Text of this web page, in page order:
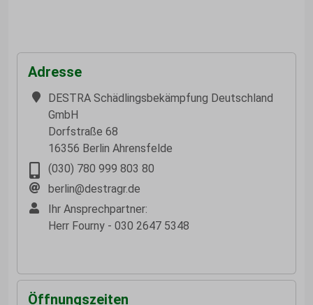
Adresse
DESTRA Schädlingsbekämpfung Deutschland
GmbH
Dorfstraße 68
16356 Berlin Ahrensfelde
(030) 780 999 803 80
berlin@destragr.de
Ihr Ansprechpartner:
Herr Fourny - 030 2647 5348
Öffnungszeiten